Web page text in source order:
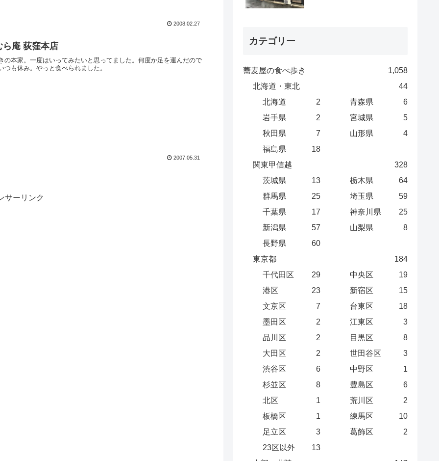
2008.02.27
ら庵 荻窪本店
の本家。一度はいってみたいと思ってました。何度か足を運んだので
つも休み。やっと食べられました。
2007.05.31
サーリンク
カテゴリー
蕎麦屋の食べ歩き
1,058
北海道・東北
44
北海道
2 青森県
6
岩手県
2 宮城県
5
秋田県
7 山形県
4
福島県
18
関東甲信越
328
茨城県
13 栃木県
64
群馬県
25 埼玉県
59
千葉県
17 神奈川県
25
新潟県
57 山梨県
8
長野県
60
東京都
184
千代田区
29 中央区
19
港区
23 新宿区
15
文京区
7 台東区
18
墨田区
2 江東区
3
品川区
2 目黒区
8
大田区
2 世田谷区
3
渋谷区
6 中野区
1
杉並区
8 豊島区
6
北区
1 荒川区
2
板橋区
1 練馬区
10
足立区
3 葛飾区
2
23区以外
13